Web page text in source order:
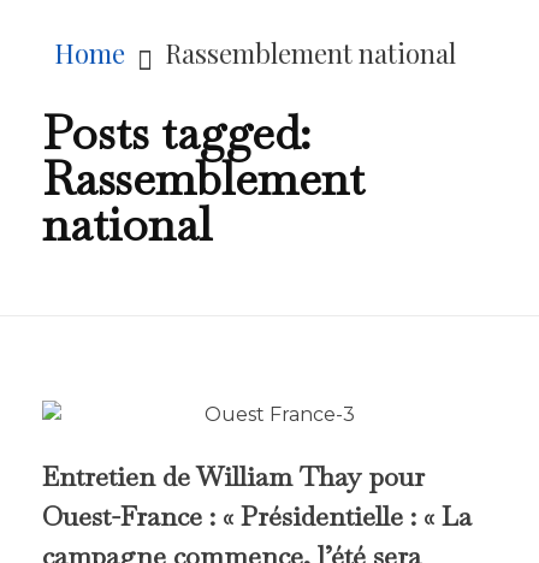
Home Rassemblement national
Posts tagged:
Rassemblement
national
Entretien de William Thay pour
Ouest-France : « Présidentielle : « La
campagne commence, l’été sera